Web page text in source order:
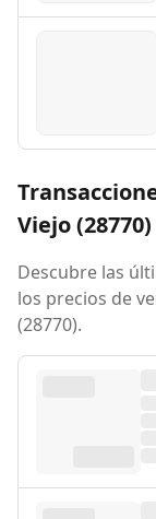
Viejo (28770)
Descubre las
los precios de
(28770).